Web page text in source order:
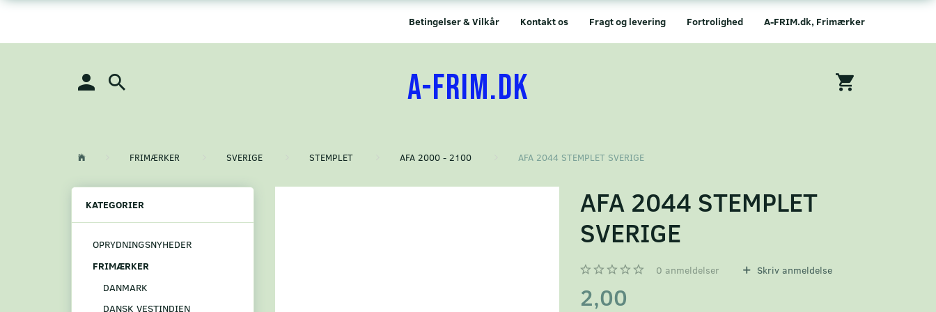
A-FRIM.dk, Frimærker
Fortrolighed
Fragt og levering
Kontakt os
Betingelser & Vilkår
A-FRIM.DK
FRIMÆRKER SVERIGE STEMPLET AFA 2000 - 2100 AFA 2044 STEMPLET SVERIGE
KATEGORIER
OPRYDNINGSNYHEDER
FRIMÆRKER
DANMARK
DANSK VESTINDIEN
AFA 2044 STEMPLET
SVERIGE
0 anmeldelser Skriv anmeldelse
2,00